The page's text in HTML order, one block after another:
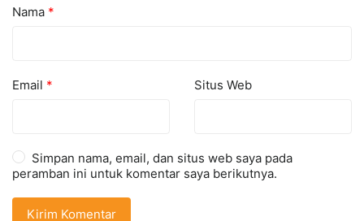
Nama *
Email * Situs Web
Simpan nama, email, dan situs web saya pada
peramban ini untuk komentar saya berikutnya.